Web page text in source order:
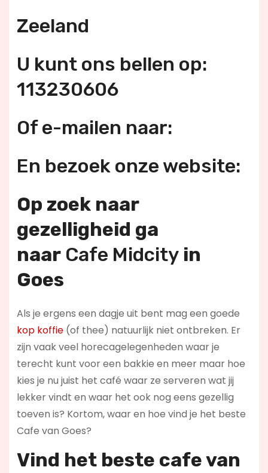
Zeeland
U kunt ons bellen op:
113230606
Of e-mailen naar:
En bezoek onze website:
Op zoek naar
gezelligheid ga
naar Cafe Midcityin
Goes
Als je ergens een dagje uit bent mag een goede
kop koffie(of thee) natuurlijk niet ontbreken. Er
zijn vaak veel horecagelegenheden waar je
terecht kunt voor een bakkie en meer maar hoe
kies je nu juist het café waar ze serveren wat jij
lekker vindt en waar het ook nog eens gezellig
toeven is? Kortom, waar en hoe vind je het beste
Cafe van Goes?
Vind het beste cafe van